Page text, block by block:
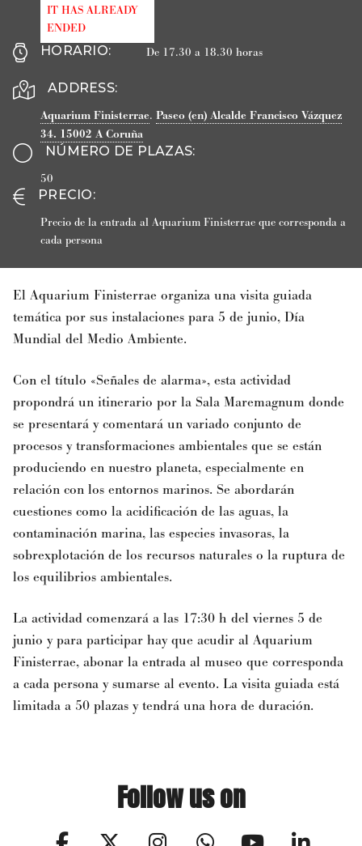
IT HAS ALREADY
ENDED
HORARIO: De 17.30 a 18.30 horas
ADDRESS:
Aquarium Finisterrae. Paseo (en) Alcalde Francisco Vázquez
34. 15002 A Coruña
NÚMERO DE PLAZAS:
50
PRECIO:
Precio de la entrada al Aquarium Finisterrae que corresponda a
cada persona
El Aquarium Finisterrae organiza una visita guiada
temática por sus instalaciones para 5 de junio, Día
Mundial del Medio Ambiente.
Con el título «Señales de alarma», esta actividad
propondrá un itinerario por la Sala Maremagnum donde
se presentará y comentará un variado conjunto de
procesos y transformaciones ambientales que se están
produciendo en nuestro planeta, especialmente en
relación con los entornos marinos. Se abordarán
cuestiones como la acidificación de las aguas, la
contaminación marina, las especies invasoras, la
sobrexplotación de los recursos naturales o la ruptura de
los equilibrios ambientales.
La actividad comenzará a las 17:30 h del viernes 5 de
junio y para participar hay que acudir al Aquarium
Finisterrae, abonar la entrada al museo que corresponda
a cada persona y sumarse al evento. La visita guiada está
limitada a 50 plazas y tendrá una hora de duración.
Follow us on